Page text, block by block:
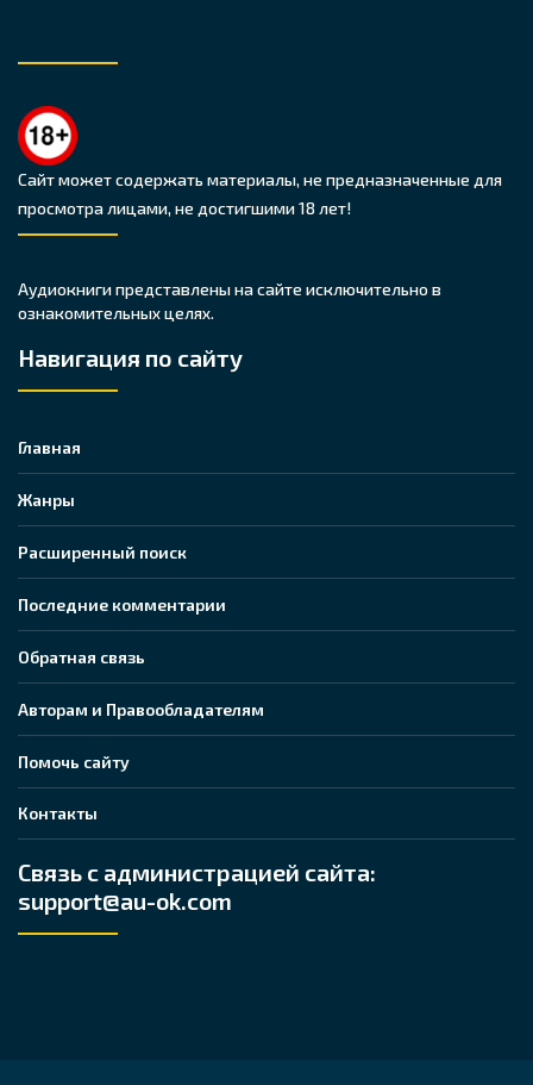
Сайт может содержать материалы, не предназначенные для
просмотра лицами, не достигшими 18 лет!
Аудиокниги представлены на сайте исключительно в
ознакомительных целях.
Навигация по сайту
Главная
Жанры
Расширенный поиск
Последние комментарии
Обратная связь
Авторам и Правообладателям
Помочь сайту
Контакты
Связь с администрацией сайта:
support@au-ok.com